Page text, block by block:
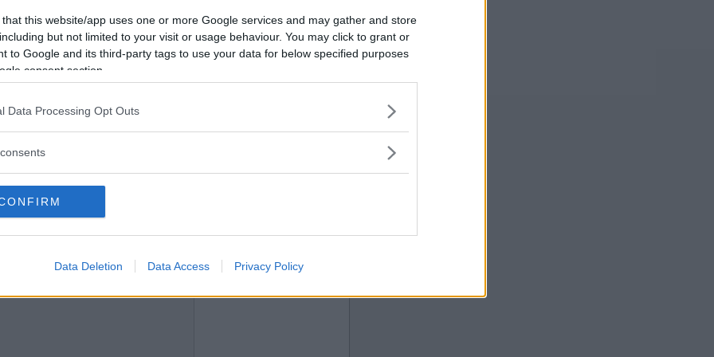
that this website/app uses one or more Google services and may gather and store
but not limited to your visit or usage behaviour. You may click to grant or
to Google and its third-party tags to use your data for below specified purposes
consent section.
Data Processing Opt Outs
Data Deletion Data Access Privacy Policy
på Tomten?
Vill du bli
medlem?